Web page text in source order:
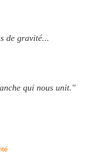
de gravité...
qui nous unit."